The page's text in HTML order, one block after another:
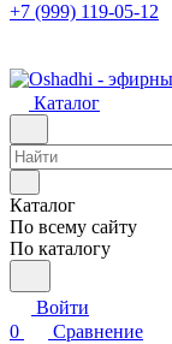
+7 (999) 119-05-12
Каталог
Каталог
По всему сайту
По каталогу
Войти
0
Сравнение